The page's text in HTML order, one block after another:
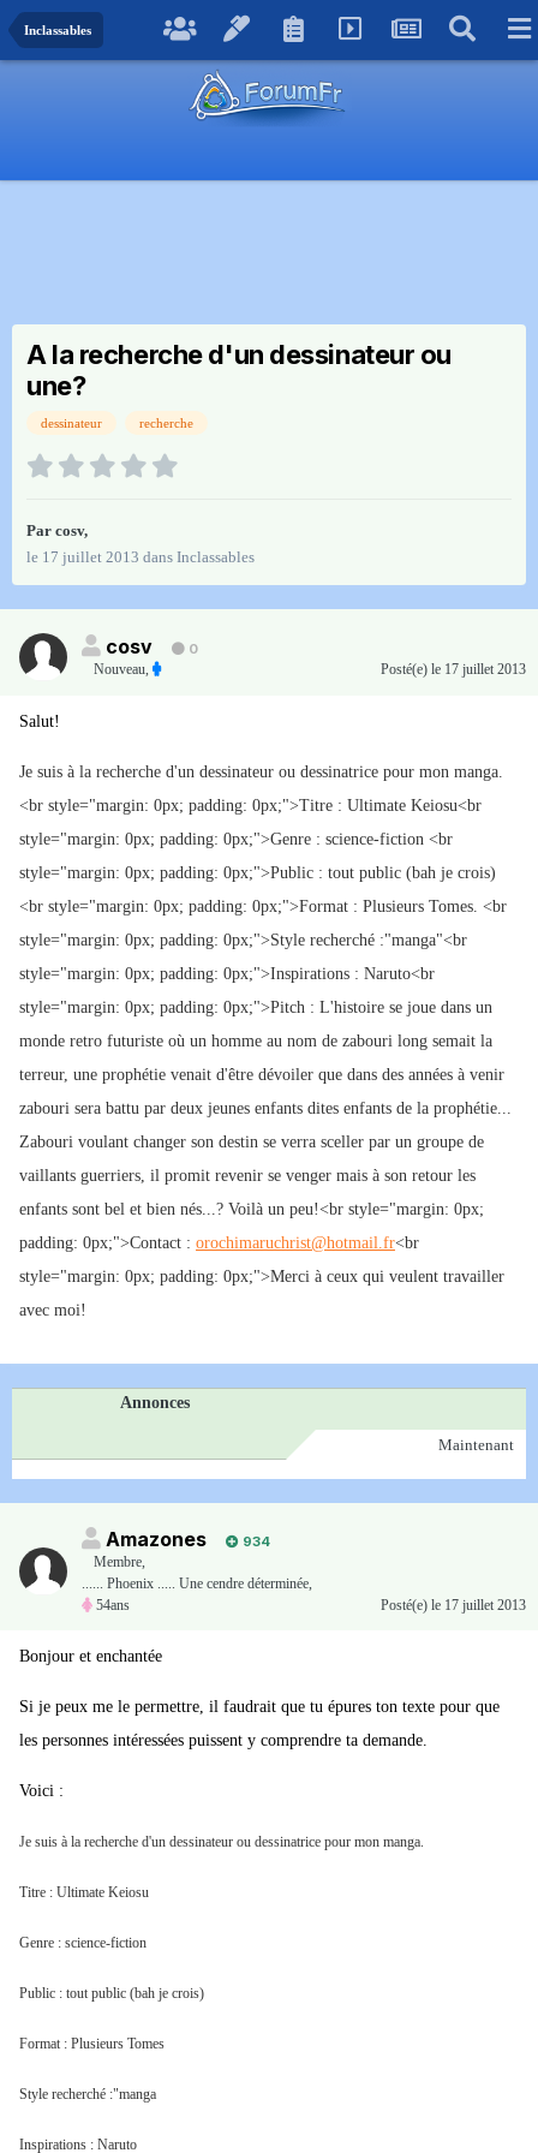
Inclassables
A la recherche d'un dessinateur ou
une?
dessinateur recherche
Par cosv,
le 17 juillet 2013 dans Inclassables
cosv
0
Nouveau, Posté(e) le 17 juillet 2013
Salut!
Je suis à la recherche d'un dessinateur ou dessinatrice pour mon manga.
<br style="margin: 0px; padding: 0px;">Titre : Ultimate Keiosu<br
style="margin: 0px; padding: 0px;">Genre : science-fiction <br
style="margin: 0px; padding: 0px;">Public : tout public (bah je crois)
<br style="margin: 0px; padding: 0px;">Format : Plusieurs Tomes. <br
style="margin: 0px; padding: 0px;">Style recherché :"manga"<br
style="margin: 0px; padding: 0px;">Inspirations : Naruto<br
style="margin: 0px; padding: 0px;">Pitch : L'histoire se joue dans un
monde retro futuriste où un homme au nom de zabouri long semait la
terreur, une prophétie venait d'être dévoiler que dans des années à venir
zabouri sera battu par deux jeunes enfants dites enfants de la prophétie...
Zabouri voulant changer son destin se verra sceller par un groupe de
vaillants guerriers, il promit revenir se venger mais à son retour les
enfants sont bel et bien nés...? Voilà un peu!<br style="margin: 0px;
padding: 0px;">Contact : orochimaruchrist@hotmail.fr<br
style="margin: 0px; padding: 0px;">Merci à ceux qui veulent travailler
avec moi!
Annonces
Maintenant
Amazones
934
Membre,
...... Phoenix ..... Une cendre déterminée,
54ans
Posté(e) le 17 juillet 2013
Bonjour et enchantée
Si je peux me le permettre, il faudrait que tu épures ton texte pour que
les personnes intéressées puissent y comprendre ta demande.
Voici :
Je suis à la recherche d'un dessinateur ou dessinatrice pour mon manga.
Titre : Ultimate Keiosu
Genre : science-fiction
Public : tout public (bah je crois)
Format : Plusieurs Tomes
Style recherché :"manga
Inspirations : Naruto